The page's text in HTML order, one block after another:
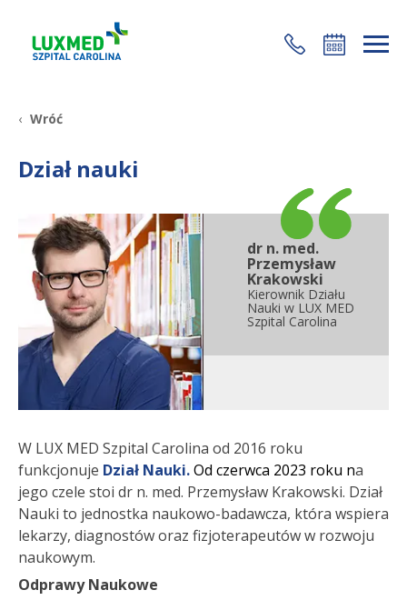
+48 22 35 58 200
Wróć
Dział nauki
dr n. med.
Przemysław
Krakowski
Kierownik Działu
Nauki w LUX MED
Szpital Carolina
W LUX MED Szpital Carolina od 2016 roku
funkcjonuje Dział Nauki.Od czerwca 2023 roku na
jego czele stoi dr n. med. Przemysław Krakowski. Dział
Nauki to jednostka naukowo-badawcza, która wspiera
lekarzy, diagnostów oraz fizjoterapeutów w rozwoju
naukowym.
Odprawy Naukowe